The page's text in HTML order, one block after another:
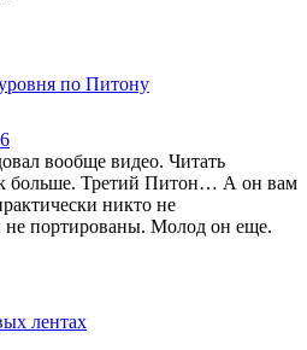
по Питону
вообще видео. Читать
больше. Третий Питон… А он вам
никто не
не портированы. Молод он еще.
лентах